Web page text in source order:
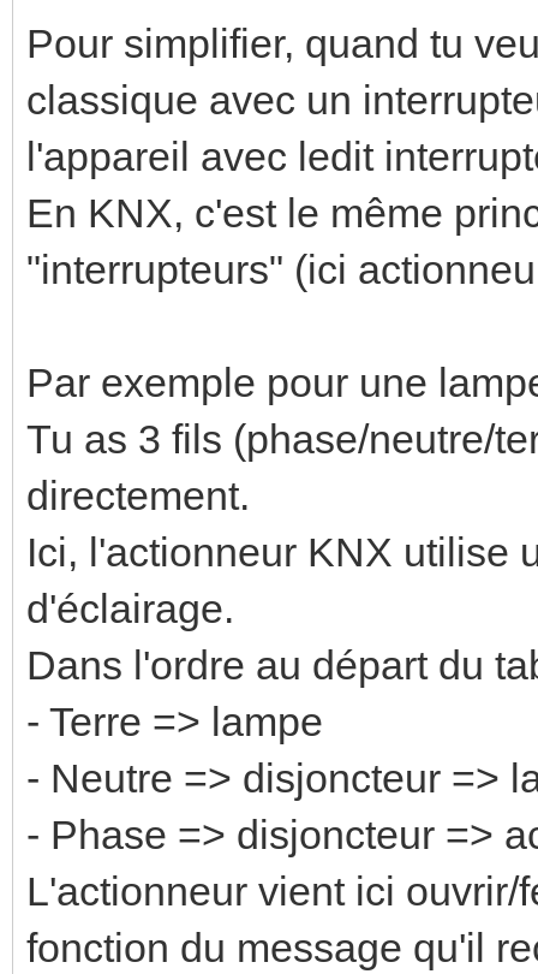
Pour simplifier, quand tu
classique avec un
l'appareil avec ledit
En KNX, c'est le même
"interrupteurs" (ici
Par exemple pour une
Tu as 3 fils (phase/neutre/
directement.
Ici, l'actionneur KNX utilise
d'éclairage.
Dans l'ordre au départ du
- Terre => lampe
- Neutre => disjoncteur =>
- Phase => disjoncteur =>
L'actionneur vient ici
fonction du message qu'il